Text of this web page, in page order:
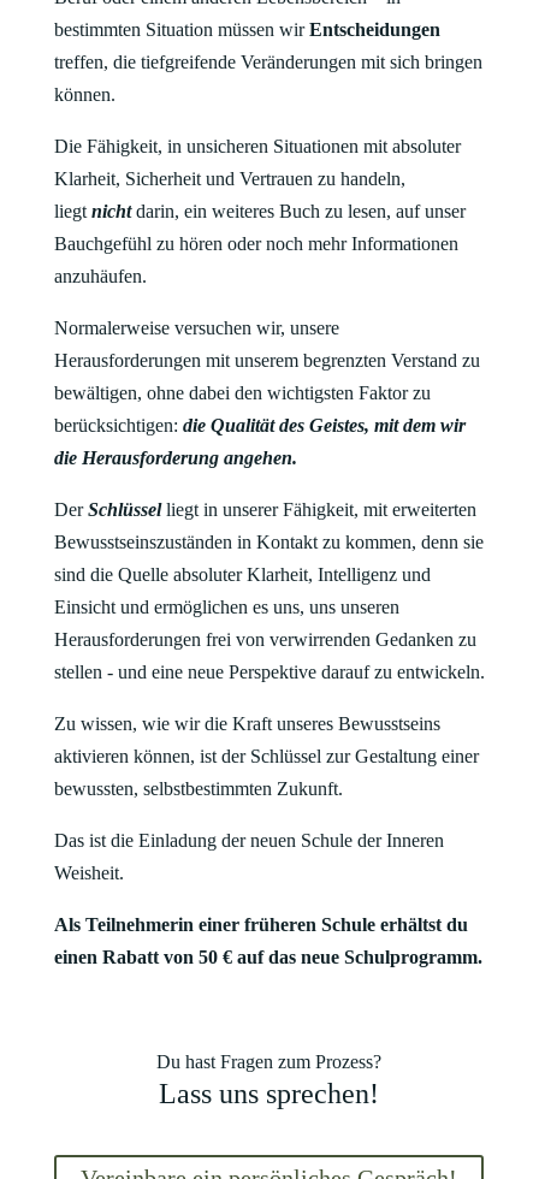
bestimmten Situation müssen wirEntscheidungen
treffen, die tiefgreifende Veränderungen mit sich bringen
können.
Die Fähigkeit, in unsicheren Situationen mit absoluter
Klarheit, Sicherheit und Vertrauen zu handeln,
liegt nicht darin, ein weiteres Buch zu lesen, auf unser
Bauchgefühl zu hören oder noch mehr Informationen
anzuhäufen.
Normalerweise versuchen wir, unsere
Herausforderungen mit unserem begrenzten Verstand zu
bewältigen, ohne dabei den wichtigsten Faktor zu
berücksichtigen: die Qualität des Geistes, mit dem wir
die Herausforderung angehen.
DerSchlüssel liegt in unserer Fähigkeit, mit erweiterten
Bewusstseinszuständen in Kontakt zu kommen, denn sie
sind die Quelle absoluter Klarheit, Intelligenz und
Einsicht und ermöglichen es uns, uns unseren
Herausforderungen frei von verwirrenden Gedanken zu
stellen - und eine neue Perspektive darauf zu entwickeln.
Zu wissen, wie wir die Kraft unseres Bewusstseins
aktivieren können, ist der Schlüssel zur Gestaltung einer
bewussten, selbstbestimmten Zukunft.
Das ist die Einladung der neuen Schule der Inneren
Weisheit.
Als Teilnehmerin einer früheren Schule erhältst du
einen Rabatt von 50 € auf das neue Schulprogramm.
Du hast Fragen zum Prozess?
Lass uns sprechen!